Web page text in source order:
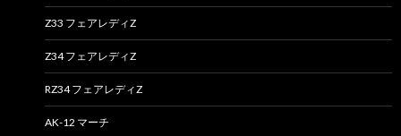
Z33 フェアレディZ
Z34 フェアレディZ
RZ34 フェアレディZ
AK-12 マーチ